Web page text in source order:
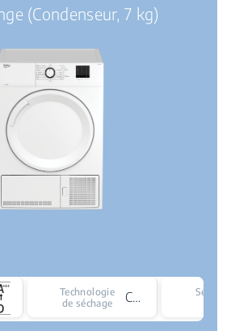
(Condenseur, 7 kg)
Technologie
de séchage
Condenseur